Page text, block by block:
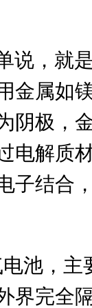
，就
金属如
阴极，
电解质
子结合
池，主
界完全